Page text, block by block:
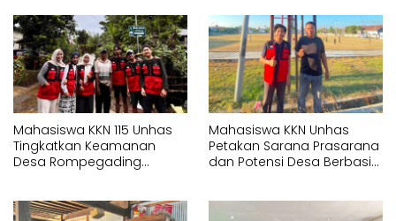
Mahasiswa KKN 115 Unhas
Tingkatkan Keamanan
Desa Rompegading
Jalan
Mahasiswa KKN Unhas
Petakan Sarana Prasarana
dan Potensi Desa Berbasis